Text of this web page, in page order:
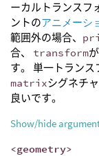
ーカルトランスフ
ントのアニメーシ
範囲外の場合、
合、 transformが
す。 単一トランス
matrixシグネチ
良いです。
Show/hide
<geometry>